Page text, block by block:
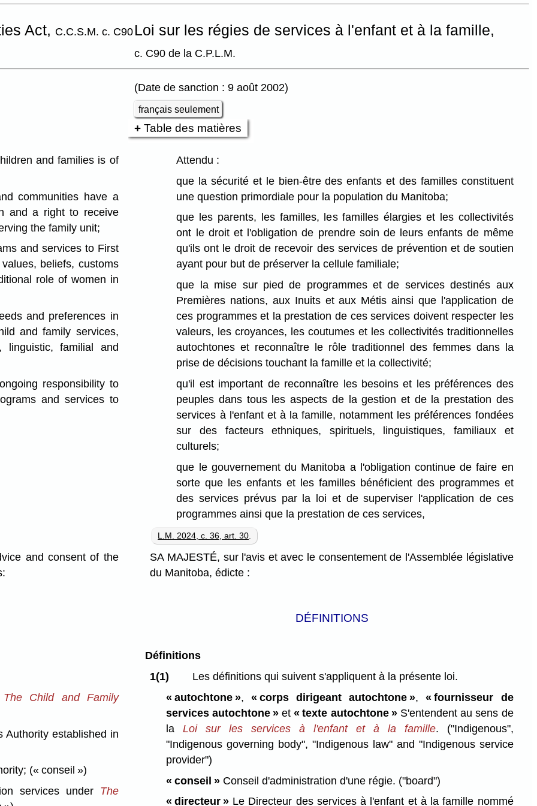
Act, C.C.S.M. c. C90Loi sur les régies de services à l'enfant et à la famille,
c. C90 de la C.P.L.M.
(Date de sanction : 9 août 2002)
français seulement
Table des matières
and families is of
communities have a
and a right to receive
the family unit;
and services to First
beliefs, customs
role of women in
and preferences in
and family services,
linguistic, familial and
responsibility to
and services to
Attendu :
que la sécurité et le bien-être des enfants et des familles constituent
une question primordiale pour la population du Manitoba;
que les parents, les familles, les familles élargies et les collectivités
ont le droit et l'obligation de prendre soin de leurs enfants de même
qu'ils ont le droit de recevoir des services de prévention et de soutien
ayant pour but de préserver la cellule familiale;
que la mise sur pied de programmes et de services destinés aux
Premières nations, aux Inuits et aux Métis ainsi que l'application de
ces programmes et la prestation de ces services doivent respecter les
valeurs, les croyances, les coutumes et les collectivités traditionnelles
autochtones et reconnaître le rôle traditionnel des femmes dans la
prise de décisions touchant la famille et la collectivité;
qu'il est important de reconnaître les besoins et les préférences des
peuples dans tous les aspects de la gestion et de la prestation des
services à l'enfant et à la famille, notamment les préférences fondées
sur des facteurs ethniques, spirituels, linguistiques, familiaux et
culturels;
que le gouvernement du Manitoba a l'obligation continue de faire en
sorte que les enfants et les familles bénéficient des programmes et
des services prévus par la loi et de superviser l'application de ces
programmes ainsi que la prestation de ces services,
L.M. 2024, c. 36, art. 30
and consent of the
SA MAJESTÉ, sur l'avis et avec le consentement de l'Assemblée législative
du Manitoba, édicte :
DÉFINITIONS
The Child and Family
established in
(« conseil »)
services under The
Définitions
1(1)
Les définitions qui suivent s'appliquent à la présente loi.
« autochtone », « corps dirigeant autochtone », « fournisseur de
services autochtone » et « texte autochtone » S'entendent au sens de
la Loi sur les services à l'enfant et à la famille. ("Indigenous",
"Indigenous governing body", "Indigenous law" and "Indigenous service
provider")
« conseil »Conseil d'administration d'une régie. ("board")
« directeur »Le Directeur des services à l'enfant et à la famille nommé